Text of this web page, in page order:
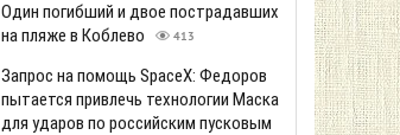
Один погибший и двое пострадавших
на пляже в Коблево
413
Запрос на помощь SpaceX: Федоров
пытается привлечь технологии Маска
для ударов по российским пусковым